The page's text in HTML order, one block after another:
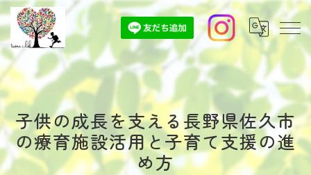
子供の成長を支える長野県佐久市
の療育施設活用と子育て支援の進
め方